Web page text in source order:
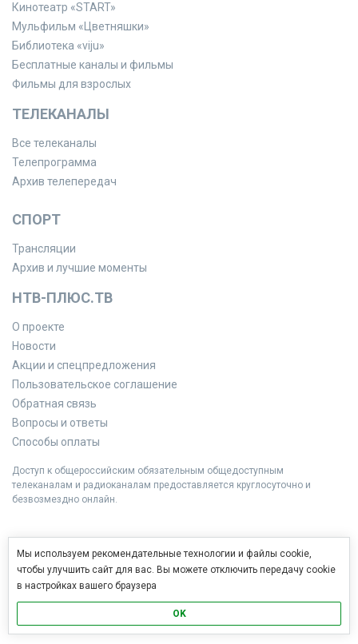
Кинотеатр «START»
Мульфильм «Цветняшки»
Библиотека «viju»
Бесплатные каналы и фильмы
Фильмы для взрослых
ТЕЛЕКАНАЛЫ
Все телеканалы
Телепрограмма
Архив телепередач
СПОРТ
Трансляции
Архив и лучшие моменты
НТВ-ПЛЮС.ТВ
О проекте
Новости
Акции и спецпредложения
Пользовательское соглашение
Обратная связь
Вопросы и ответы
Способы оплаты
Доступ к общероссийским обязательным общедоступным
телеканалам и радиоканалам предоставляется круглосуточно и
безвозмездно онлайн.
Мы используем рекомендательные технологии и файлы cookie,
чтобы улучшить сайт для вас. Вы можете отключить передачу cookie
в настройках вашего браузера
OK